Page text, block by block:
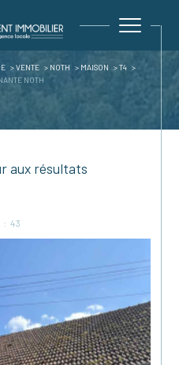
VENTE NOTH MAISON
T4
NOTH
aux résultats
: 43